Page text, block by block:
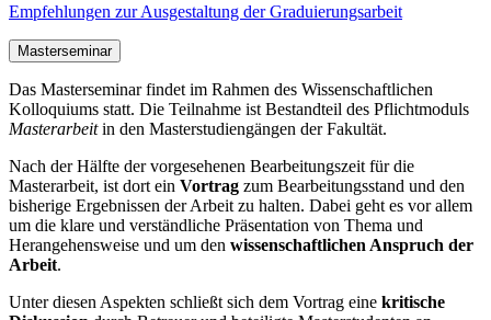
Empfehlungen zur Ausgestaltung der Graduierungsarbeit
Masterseminar
Das Masterseminar findet im Rahmen des Wissenschaftlichen
Kolloquiums statt. Die Teilnahme ist Bestandteil des Pflichtmoduls
Masterarbeitin den Masterstudiengängen der Fakultät.
Nach der Hälfte der vorgesehenen Bearbeitungszeit für die
Masterarbeit, ist dort ein Vortrag zum Bearbeitungsstand und den
bisherige Ergebnissen der Arbeit zu halten. Dabei geht es vor allem
um die klare und verständliche Präsentation von Thema und
Herangehensweise und um den wissenschaftlichen Anspruch der
Arbeit.
Unter diesen Aspekten schließt sich dem Vortrag eine kritische